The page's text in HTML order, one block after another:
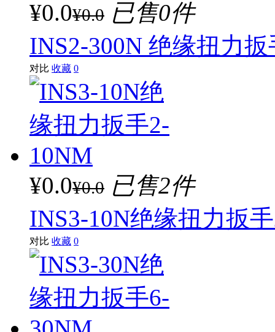
¥0.0¥0.0 已售0件
INS2-300N 绝缘扭力
对比 收藏 0
¥0.0¥0.0 已售2件
INS3-10N绝缘扭力扳
对比 收藏 0